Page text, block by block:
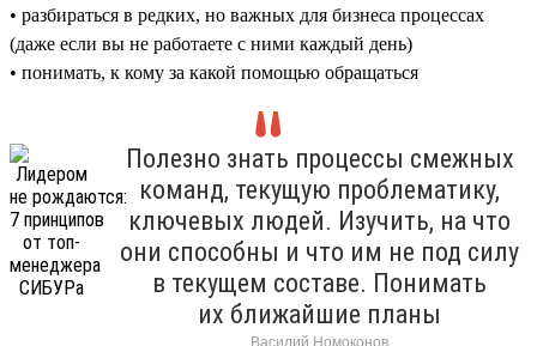
• разбираться в редких, но важных для бизнеса процессах
(даже если вы не работаете с ними каждый день)
• понимать, к кому за какой помощью обращаться
Полезно знать процессы смежных
команд, текущую проблематику,
ключевых людей. Изучить, на что
они способны и что им не под силу
в текущем составе. Понимать
их ближайшие планы
Василий Номоконов